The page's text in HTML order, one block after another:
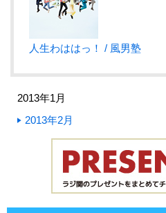
人生わははっ！ / 風男塾
2013年1月
2013年2月